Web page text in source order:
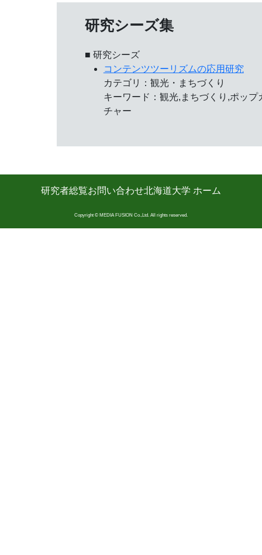
研究シーズ集
■ 研究シーズ
コンテンツツーリズムの応用研究
カテゴリ：観光・まちづくり
キーワード：観光,まちづくり,ポップ
チャー
研究者総覧お問い合わせ北海道大学 ホーム
Copyright © MEDIA FUSION Co.,Ltd. All rights reserved.